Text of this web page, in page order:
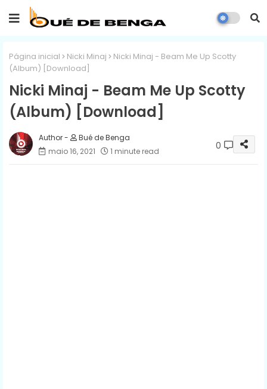
Página inicial Nicki Minaj
Nicki Minaj - Beam Me Up Scotty
(Album) [Download]
Nicki Minaj - Beam Me Up Scotty
(Album) [Download]
Bué de Benga
maio 16, 2021
1 minute read 0